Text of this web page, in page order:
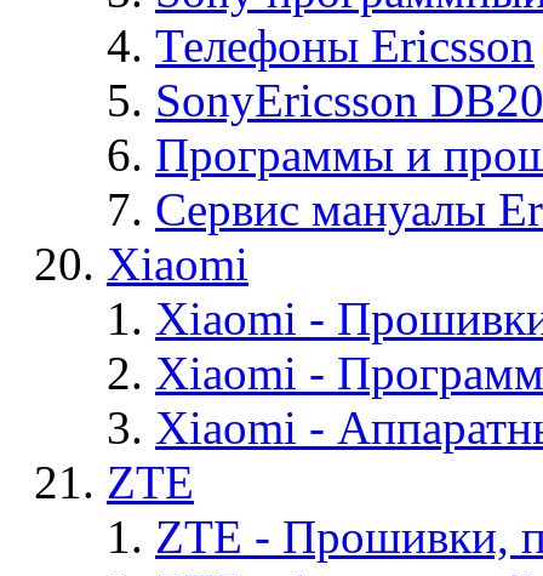
Телефоны Ericsson
SonyEricsson
Программы и
Сервис мануалы
Xiaomi
Xiaomi -
Xiaomi -
Xiaomi -
ZTE
ZTE - Прошивки,